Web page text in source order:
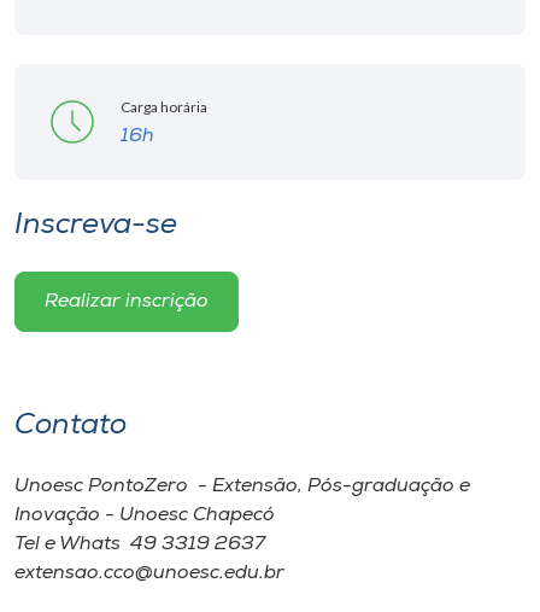
Carga horária
16h
Inscreva-se
Realizar inscrição
Contato
Unoesc PontoZero - Extensão, Pós-graduação e
Inovação - Unoesc Chapecó
Tel e Whats 49 3319 2637
extensao.cco@unoesc.edu.br